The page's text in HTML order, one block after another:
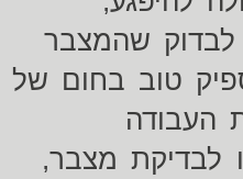
שהמצבר
טוב בחום של
העבודה
לבדיקת מצבר,